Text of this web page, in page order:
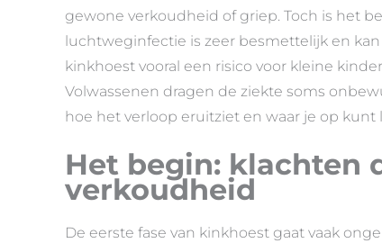
gewone verkoudheid of griep. Toch is het
luchtweginfectie is zeer besmettelijk en
kinkhoest vooral een risico voor kleine
Volwassenen dragen de ziekte soms
hoe het verloop eruitziet en waar je op kunt
Het begin: klachten
verkoudheid
De eerste fase van kinkhoest gaat vaak